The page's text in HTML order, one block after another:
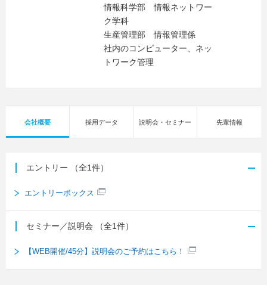
情報科学部 情報ネットワー
ク学科
生産管理部 情報管理係
社内のコンピューター、ネッ
トワーク管理
会社概要 採用データ 説明会・セミナー 先輩情報
エントリー （全1件）
エントリーボックス
セミナー／説明会 （全1件）
【WEB開催/45分】説明会のご予約はこちら！